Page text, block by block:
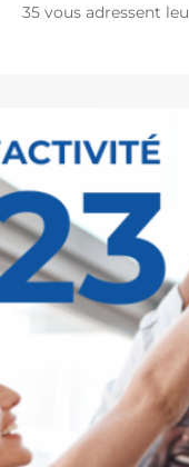
35 vous adressent